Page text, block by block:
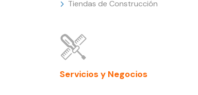
Tiendas de Construcción
Servicios y Negocios